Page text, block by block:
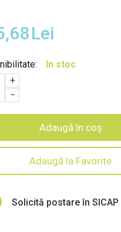
Lei
In stoc
+
−
Adaugă în coș
Adaugă la Favorite
Solicită postare în SICAP